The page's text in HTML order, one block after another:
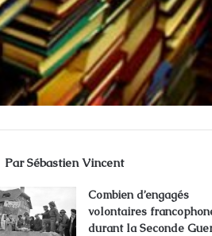
Par Sébastien Vincent
Combien d’engagés
volontaires
durant la Seconde